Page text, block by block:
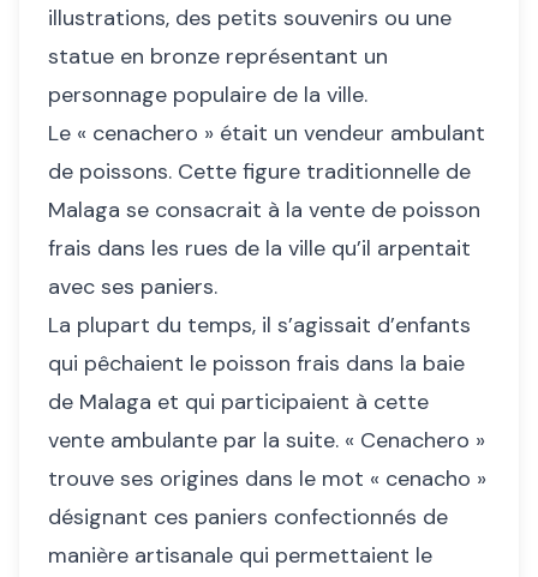
illustrations, des petits souvenirs ou une
statue en bronze représentant un
personnage populaire de la ville.
Le « cenachero » était un vendeur ambulant
de poissons. Cette figure traditionnelle de
Malaga se consacrait à la vente de poisson
frais dans les rues de la ville qu’il arpentait
avec ses paniers.
La plupart du temps, il s’agissait d’enfants
qui pêchaient le poisson frais dans la baie
de Malaga et qui participaient à cette
vente ambulante par la suite. « Cenachero »
trouve ses origines dans le mot « cenacho »
désignant ces paniers confectionnés de
manière artisanale qui permettaient le